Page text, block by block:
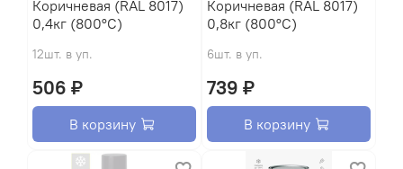
Коричневая (RAL 8017)
0,4кг (800°С)
12шт. в уп.
506 ₽
В корзину
Коричневая (RAL 8017)
0,8кг (800°С)
6шт. в уп.
739 ₽
В корзину